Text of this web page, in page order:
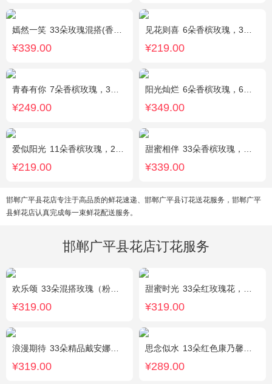
嫣然一笑 33朵玫瑰混搭(香槟玫瑰+红玫瑰)，桔梗、配花、绿叶
¥339.00
见花则喜 6朵香槟玫瑰，3朵向日葵，桔梗、绿叶搭配
¥219.00
青春有你 7朵香槟玫瑰，3朵向日葵，一个绣球，桔梗、配花、配草搭配
¥249.00
阳光灿烂 6朵香槟玫瑰，6朵粉玫瑰，3朵向日葵，2枝多头白百合，1枝多头粉百合，绿叶
¥349.00
爱似阳光 11朵香槟玫瑰，2朵向日葵，桔梗、配花、绿叶搭配
¥219.00
甜蜜相伴 33朵香槟玫瑰，配花、绿叶搭配
¥339.00
邯郸广平县花店专注于高品质的鲜花速递、邯郸广平县订花送花服务，邯郸广平
县鲜花店认真完成每一束鲜花配送服务。
邯郸广平县花店订花服务
欢乐颂 33朵混搭玫瑰（粉玫瑰+香槟玫瑰），白色满天星环绕
¥319.00
甜蜜时光 33朵红玫瑰花，外围相思梅配花，黑色饰条环绕
¥319.00
浪漫期待 33朵精品戴安娜粉玫瑰，叶上黄金适量搭配。
¥319.00
思念似水 13朵红色康乃馨，5朵粉玫瑰，粉色洋桔梗、红豆、尤加利搭配
¥289.00